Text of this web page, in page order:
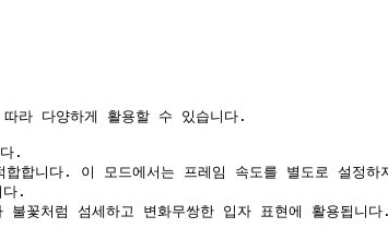
라 다양하게 활용할 수 있습니다.
.
니다. 이 모드에서는 프레임 속도를 별도로 설정하
다.
꽃처럼 섬세하고 변화무쌍한 입자 표현에 활용됩니다.